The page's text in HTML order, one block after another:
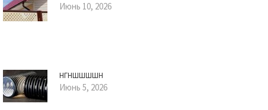
Июнь 10, 2026
НГНШШШШН
Июнь 5, 2026